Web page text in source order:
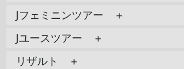
Jフェミニンツアー ＋
Jユースツアー ＋
リザルト ＋